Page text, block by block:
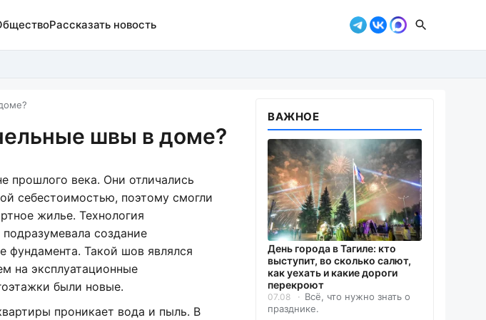
Рассказать новость
швы в доме?
прошлого века. Они отличались
себестоимостью, поэтому смогли
жилье. Технология
создание
Такой шов являлся
на эксплуатационные
были новые.
проникает вода и пыль. В
ВАЖНОЕ
День города в Тагиле: кто
выступит, во сколько салют,
как уехать и какие дороги
перекроют
07.08
Всё, что нужно знать о
празднике.